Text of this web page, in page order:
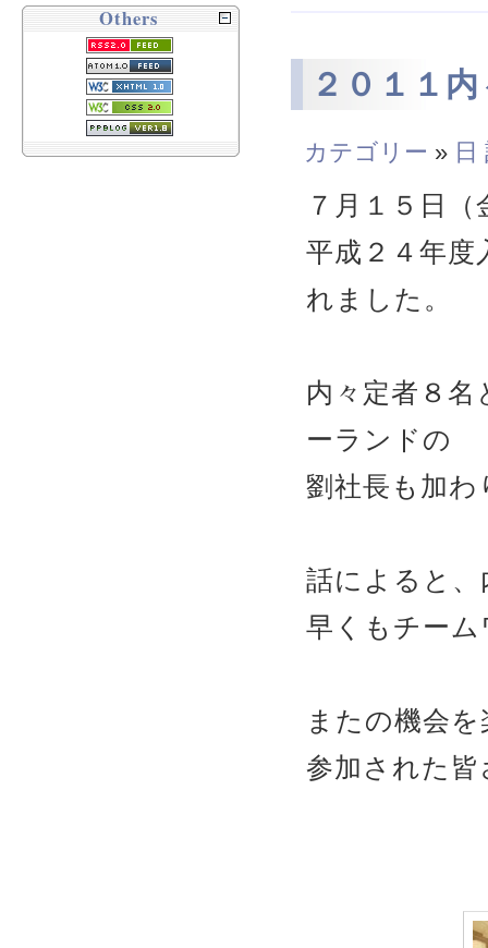
２０１１
カテゴリー » 日
７月１５日
平成２４年度
れました。
内々定者８
ーランドの
劉社長も加
話によると
早くもチー
またの機会
参加された
Others